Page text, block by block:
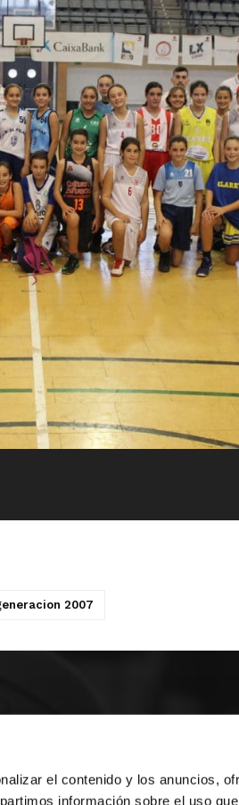
el contenido y los anuncios,
información sobre el uso
2007
14 1ª 3º
12